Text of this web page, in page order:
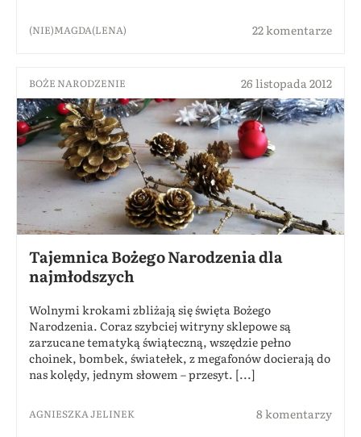
(NIE)MAGDA(LENA) 22 komentarze
BOŻE NARODZENIE 26 listopada 2012
Tajemnica Bożego Narodzenia dla
najmłodszych
Wolnymi krokami zbliżają się święta Bożego
Narodzenia. Coraz szybciej witryny sklepowe są
zarzucane tematyką świąteczną, wszędzie pełno
choinek, bombek, światełek, z megafonów docierają do
nas kolędy, jednym słowem – przesyt. [...]
AGNIESZKA JELINEK 8 komentarzy